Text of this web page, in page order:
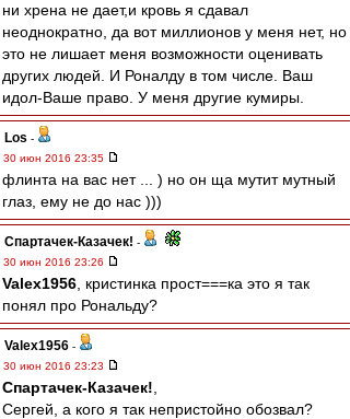
ни хрена не дает,и кровь я сдавал
неоднократно, да вот миллионов у меня нет, но
это не лишает меня возможности оценивать
других людей. И Роналду в том числе. Ваш
идол-Ваше право. У меня другие кумиры.
Los -
30 июн 2016 23:35
флинта на вас нет ... ) но он ща мутит мутный
глаз, ему не до нас )))
Спартачек-Казачек! -
30 июн 2016 23:26
Valex1956 , кристинка прост===ка это я так
понял про Рональду?
Valex1956 -
30 июн 2016 23:23
Спартачек-Казачек!
Сергей, а кого я так непристойно обозвал?